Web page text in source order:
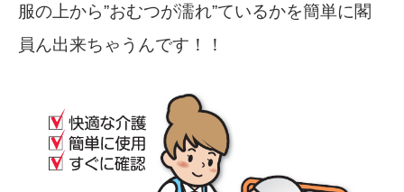
服の上から”おむつが濡れ”ているかを簡単に閣
員ん出来ちゃうんです！！